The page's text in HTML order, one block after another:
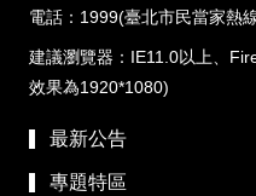
電話：1999(臺北市民當家熱
建議瀏覽器：IE11.0以上、
效果為1920*1080)
最新公告
專題特區